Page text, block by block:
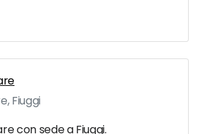
Fiuggi
con sede a Fiuggi.